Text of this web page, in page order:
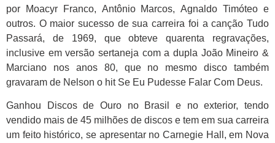
por Moacyr Franco, Antônio Marcos, Agnaldo Timóteo e
outros. O maior sucesso de sua carreira foi a canção Tudo
Passará, de 1969, que obteve quarenta regravações,
inclusive em versão sertaneja com a dupla João Mineiro &
Marciano nos anos 80, que no mesmo disco também
gravaram de Nelson o hit Se Eu Pudesse Falar Com Deus.
Ganhou Discos de Ouro no Brasil e no exterior, tendo
vendido mais de 45 milhões de discos e tem em sua carreira
um feito histórico, se apresentar no Carnegie Hall, em Nova